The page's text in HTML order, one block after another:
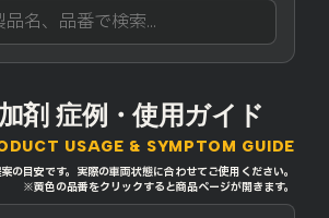
剤 症例・使用ガイド
USAGE & SYMPTOM GUIDE
の目安です。実際の車両状態に合わせてご使用ください。
※黄色の品番をクリックすると商品ページが開きます。